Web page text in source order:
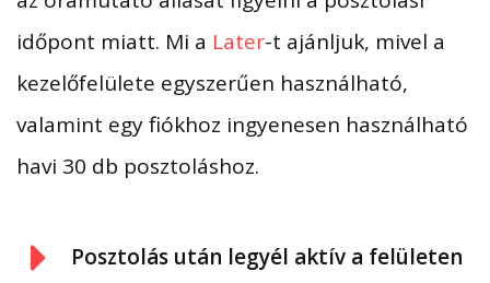
időpont miatt. Mi a Later-t ajánljuk, mivel a
kezelőfelülete egyszerűen használható,
valamint egy fiókhoz ingyenesen használható
havi 30 db posztoláshoz.
Posztolás után legyél aktív a felületen